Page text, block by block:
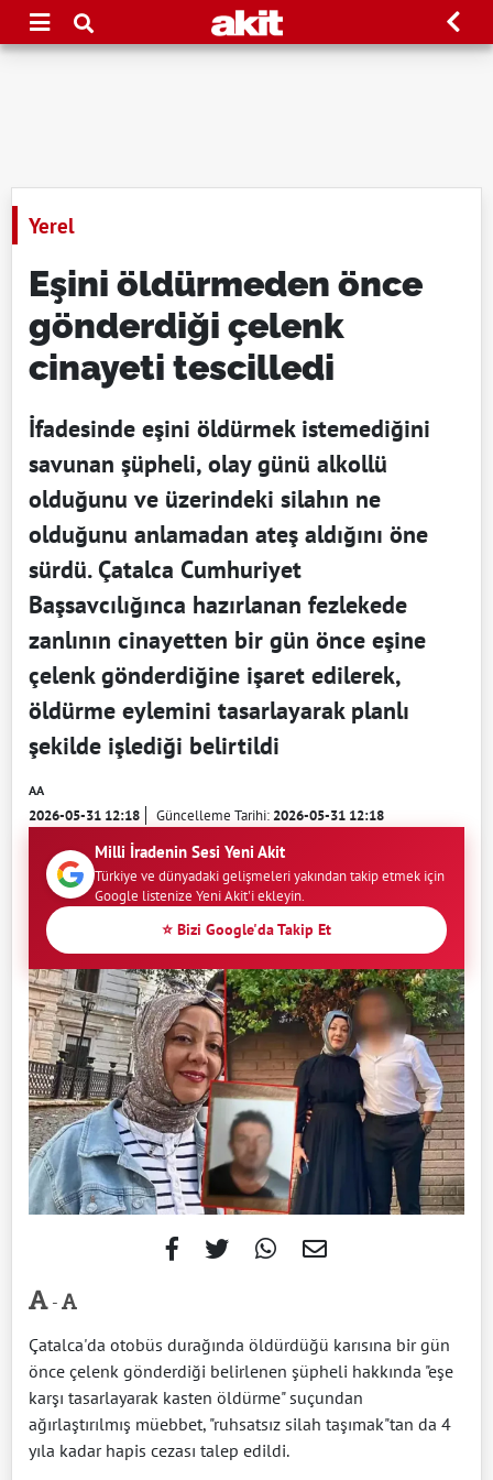
Yerel
Eşini öldürmeden önce
gönderdiği çelenk
cinayeti tescilledi
İfadesinde eşini öldürmek istemediğini
savunan şüpheli, olay günü alkollü
olduğunu ve üzerindeki silahın ne
olduğunu anlamadan ateş aldığını öne
sürdü. Çatalca Cumhuriyet
Başsavcılığınca hazırlanan fezlekede
zanlının cinayetten bir gün önce eşine
çelenk gönderdiğine işaret edilerek,
öldürme eylemini tasarlayarak planlı
şekilde işlediği belirtildi
AA
2026-05-31 12:18 Güncelleme Tarihi:2026-05-31 12:18
Milli İradenin Sesi Yeni Akit
Türkiye ve dünyadaki gelişmeleri yakından takip etmek için
Google listenize Yeni Akit'i ekleyin.
⭐ Bizi Google'da Takip Et
-
Çatalca'da otobüs durağında öldürdüğü karısına bir gün
önce çelenk gönderdiği belirlenen şüpheli hakkında "eşe
karşı tasarlayarak kasten öldürme" suçundan
ağırlaştırılmış müebbet, "ruhsatsız silah taşımak"tan da 4
yıla kadar hapis cezası talep edildi.